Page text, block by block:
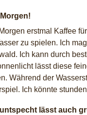
erstmal Kaffee
zu spielen. Ich
Ich kann durch
lässt diese
Während der
Ich könnte
lässt auch